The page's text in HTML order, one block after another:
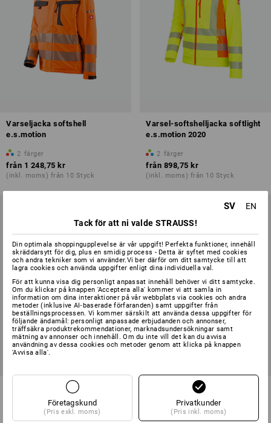
Varseljacka softshell
e.s.motion
2 färger
från 1 248,75 kr
(inkl. moms) från 10 Styck
Varsel-softshelljacka softlight
e.s.motion 2020
2 färger
från 898,75 kr
(inkl. moms) från 10 Styck
STONEKIT Varselparkas
färger
STONEKIT varseljacka 4-i-1
färger
SV
EN
Tack för att ni valde STRAUSS!
Din optimala shoppingupplevelse är vår uppgift! Perfekta funktioner, innehåll
skräddarsytt för dig, plus en smidig process - Detta är syftet med cookies
och andra tekniker som vi använder.Vi ber därför om ditt samtycke till att
lagra cookies och använda uppgifter enligt dina individuella val.
För att kunna visa dig personligt anpassat innehåll behöver vi ditt samtycke.
Om du klickar på knappen 'Acceptera alla' kommer vi att samla in
information om dina interaktioner på vår webbplats via cookies och andra
metoder (inklusive AI‑baserade förfaranden) samt uppgifter från
beställningsprocessen. Vi kommer särskilt att använda dessa uppgifter för
följande ändamål: personligt anpassade erbjudanden och annonser,
träffsäkra produktrekommendationer, marknadsundersökningar samt
mätning av annonser och innehåll. Om du inte vill det kan du avvisa
användning av dessa cookies och metoder genom att klicka på knappen
'Avvisa alla'.
Företagskund
(Pris exkl. moms)
Privatkunder
(Pris inkl. moms)